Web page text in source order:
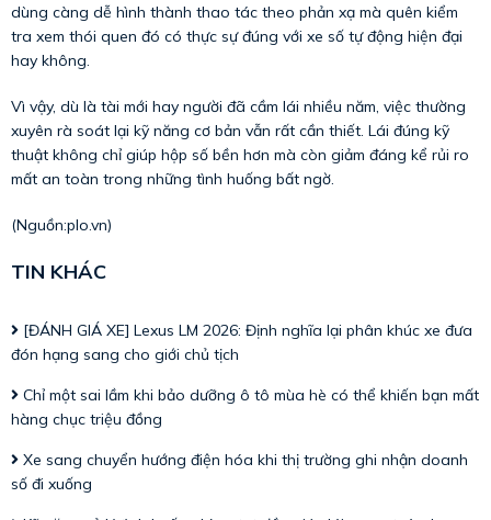
dùng càng dễ hình thành thao tác theo phản xạ mà quên kiểm
tra xem thói quen đó có thực sự đúng với xe số tự động hiện đại
hay không.
Vì vậy, dù là tài mới hay người đã cầm lái nhiều năm, việc thường
xuyên rà soát lại kỹ năng cơ bản vẫn rất cần thiết. Lái đúng kỹ
thuật không chỉ giúp hộp số bền hơn mà còn giảm đáng kể rủi ro
mất an toàn trong những tình huống bất ngờ.
(Nguồn:plo.vn)
TIN KHÁC
[ĐÁNH GIÁ XE] Lexus LM 2026: Định nghĩa lại phân khúc xe đưa
đón hạng sang cho giới chủ tịch
Chỉ một sai lầm khi bảo dưỡng ô tô mùa hè có thể khiến bạn mất
hàng chục triệu đồng
Xe sang chuyển hướng điện hóa khi thị trường ghi nhận doanh
số đi xuống